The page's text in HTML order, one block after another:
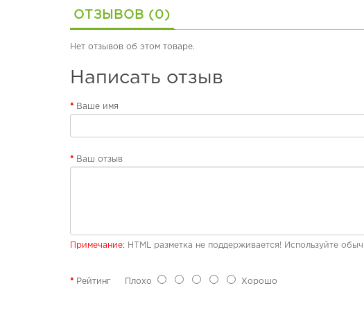
ОТЗЫВОВ (0)
Нет отзывов об этом товаре.
Написать отзыв
Ваше имя
Ваш отзыв
Примечание: HTML разметка не поддерживается! Используйте
Рейтинг Плохо Хорошо